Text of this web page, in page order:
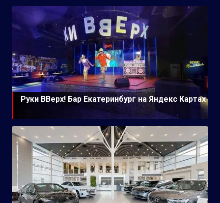
Руки ВВерх! Бар Екатеринбург на Яндекс Картах